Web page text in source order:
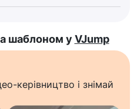
шаблоном у VJump
керівництво і знімай